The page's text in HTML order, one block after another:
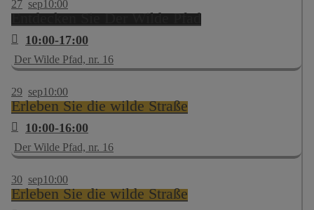
27 sep10:00
Entdecken Sie Der Wilde Pfad
10:00-17:00
Der Wilde Pfad, nr. 16
29 sep10:00
Erleben Sie die wilde Straße
10:00-16:00
Der Wilde Pfad, nr. 16
30 sep10:00
Erleben Sie die wilde Straße